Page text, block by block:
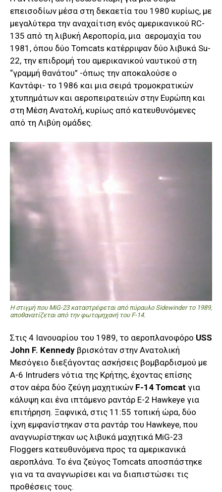
επεισοδίων μέσα στη δεκαετία του 1980 κυρίως, με
μεγαλύτερα την αναχαίτιση ενός αμερικανικού RC-
135 από τη λιβυκή Aεροπορία, μια αερομαχία του
1981, όπου δύο Tomcats κατέρριψαν δύο λιβυκά Su-
22, την επιδρομή του αμερικανικού ναυτικού στη
“γραμμή θανάτου” -όπως την αποκαλούσε ο
Καντάφι- το 1986 και μια σειρά τρομοκρατικών
χτυπημάτων και αεροπειρατειών στην Ευρώπη και
στη Μέση Ανατολή, κυρίως από κατευθυνόμενες
από τη Λιβύη ομάδες.
Η στιγμή που MiG-23 καταστρέφεται από πύραυλο Sidewinder το 1989,
αποθανατίζεται από την φωτομηχανή του F-14.
Στις 4 Ιανουαρίου του 1989, το αεροπλανοφόρο USS
John F. Kennedy βρισκόταν στην Ανατολική
Μεσόγειο διεξάγοντας ασκήσεις βομβαρδισμού με
A-6 Intruders νότια της Κρήτης, έχοντας επίσης
στον αέρα δύο ζεύγη μαχητικών F-14 Tomcat για
κάλυψη και ένα ιπτάμενο ραντάρ E-2 Hawkeye για
επιτήρηση. Ξαφνικά, στις 11:55 τοπική ώρα, δύο
ίχνη εμφανίστηκαν στα ραντάρ του Hawkeye, που
αναγνωρίστηκαν ως λιβυκά μαχητικά MiG-23
Floggers κατευθυνόμενα προς τα αμερικανικά
αεροπλάνα. Το ένα ζεύγος Tomcats αποσπάστηκε
για να τα αναγνωρίσει και να διαπιστώσει τις
προθέσεις τους.